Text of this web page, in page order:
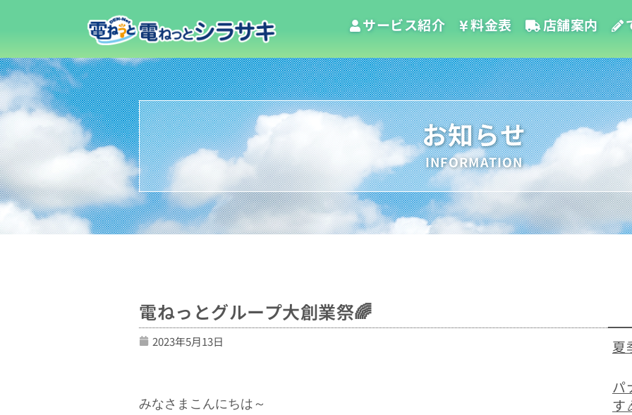
サービス紹介 料金表 店舗案内
お知らせ
INFORMATION
電ねっとグループ大創業祭🌈
2023年5月13日
みなさまこんにちは～
夏
パ
す